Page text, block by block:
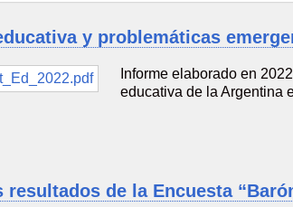
y problemáticas
Informe elaborado en
educativa de la Argentina
resultados de la Encuesta